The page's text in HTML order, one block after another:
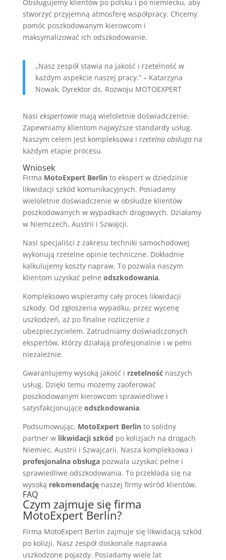
Obsługujemy klientów po polsku i po niemiecku, aby
stworzyć przyjemną atmosferę współpracy. Chcemy
pomóc poszkodowanym kierowcom i
maksymalizować ich odszkodowanie.
„Nasz zespół stawia na jakość i rzetelność w
każdym aspekcie naszej pracy.” – Katarzyna
Nowak, Dyrektor ds. Rozwoju MOTOEXPERT
Nasi ekspertowiemają wieloletnie doświadczenie.
Zapewniamy klientom najwyższe standardy usług.
Naszym celem jest kompleksowa i rzetelna obsługana
każdym etapie procesu.
Wniosek
Firma MotoExpert Berlinto ekspert w dziedzinie
likwidacji szkód komunikacyjnych. Posiadamy
wieloletnie doświadczenie w obsłudze klientów
poszkodowanych w wypadkach drogowych. Działamy
w Niemczech, Austrii i Szwajcji.
Nasi specjaliści z zakresu techniki samochodowej
wykonują rzetelne opinie techniczne. Dokładnie
kalkulujemy koszty napraw. To pozwala naszym
klientom uzyskać pełne odszkodowania.
Kompleksowo wspieramy cały proces likwidacji
szkody. Od zgłoszenia wypadku, przez wycenę
uszkodzeń, aż po finalne rozliczenie z
ubezpieczycielem. Zatrudniamy doświadczonych
ekspertów, którzy działają profesjonalnie i w pełni
niezależnie.
Gwarantujemy wysoką jakość i rzetelnośćnaszych
usług. Dzięki temu możemy zaoferować
poszkodowanym kierowcom sprawiedliwe i
satysfakcjonujące odszkodowania.
Podsumowując, MotoExpert Berlinto solidny
partner w likwidacji szkód po kolizjach na drogach
Niemiec, Austrii i Szwajcarii. Nasza kompleksowa i
profesjonalna obsługapozwala uzyskać pełne i
sprawiedliwe odszkodowania. To przekłada się na
wysoką rekomendacjęnaszej firmy wśród klientów.
FAQ
Czym zajmuje się firma
MotoExpert Berlin?
Firma MotoExpert Berlin zajmuje się likwidacją szkód
po kolizji. Nasz zespół doskonale naprawia
uszkodzone pojazdy. Posiadamy wiele lat